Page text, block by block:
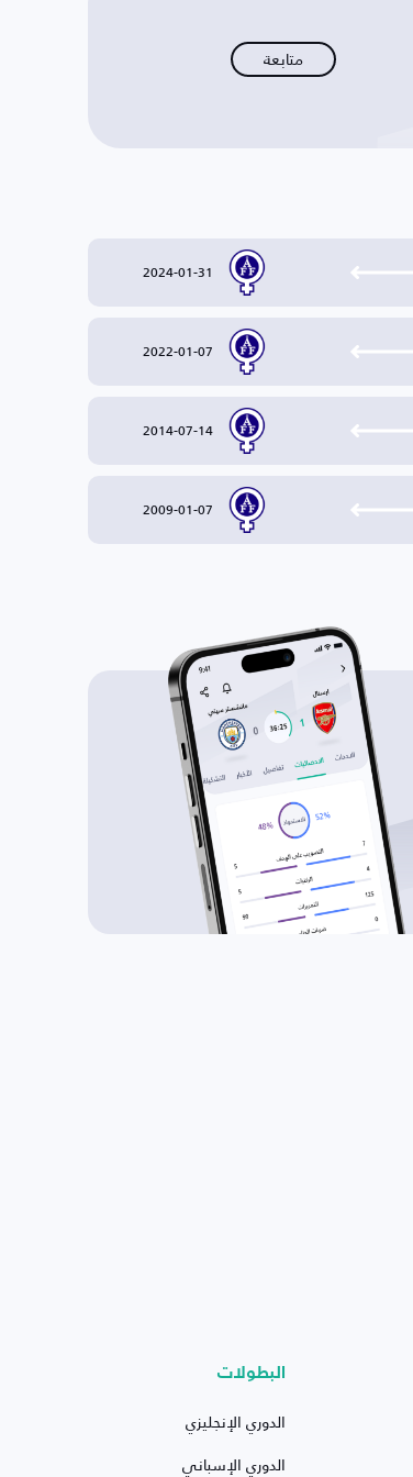
متابعة
2024-01-31
2022-01-07
2014-07-14
2009-01-07
البطولات
الدوري الإنجليزي
الدوري الإسباني